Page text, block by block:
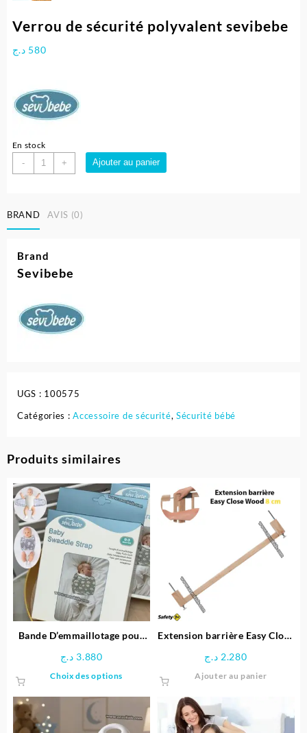
Verrou de sécurité polyvalent sevibebe
580 د.ج
En stock
-
quantité
de
sécurité
polyvalent
+ Ajouter au panier
BRAND AVIS (0)
Brand
Sevibebe
UGS : 100575
Catégories :Accessoire de sécurité, Sécurité bébé
Produits similaires
Bande D’emmaillotage pour
3.880 د.ج
Choix des options
plusieurs
variations.
Extension barrière Easy Close
2.280 د.ج
Ajouter au panier